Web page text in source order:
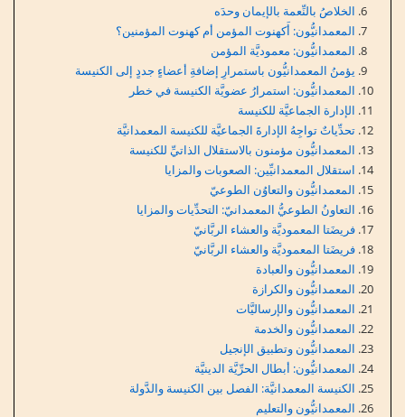
الخلاصُ بالنِّعمة بالإيمان وحدَه
المعمدانيُّون: أَكهنوت المؤمن أم كهنوت المؤمنين؟
المعمدانيُّون: معموديَّة المؤمن
يؤمنُ المعمدانيُّون باستمرارِ إضافةِ أعضاءٍ جددٍ إلى الكنيسة
المعمدانيُّون: استمرارُ عضويَّة الكنيسة في خطر
الإدارة الجماعيَّة للكنيسة
تحدِّياتٌ تواجِهُ الإدارةَ الجماعيَّة للكنيسة المعمدانيَّة
المعمدانيُّون مؤمنون بالاستقلال الذاتيِّ للكنيسة
استقلال المعمدانيِّين: الصعوبات والمزايا
المعمدانيُّون والتعاوُن الطوعيّ
التعاونُ الطوعيُّ المعمدانيّ: التحدِّيات والمزايا
فريضَتا المعموديَّة والعشاء الربَّانيّ
فريضَتا المعموديَّة والعشاء الربَّانيّ
المعمدانيُّون والعبادة
المعمدانيُّون والكرازة
المعمدانيُّون والإرساليَّات
المعمدانيُّون والخدمة
المعمدانيُّون وتطبيق الإنجيل
المعمدانيُّون: أبطال الحرِّيَّة الدينيَّة
الكنيسة المعمدانيَّة: الفصل بين الكنيسة والدَّولة
المعمدانيُّون والتعليم